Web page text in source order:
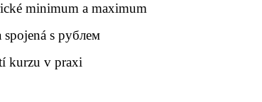
minimum a maximum
spojená s рублем
kurzu v praxi